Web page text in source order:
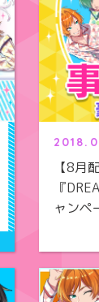
【8月
『
ャンペ